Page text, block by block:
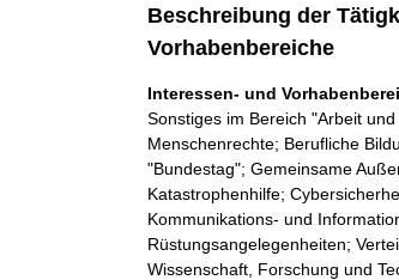
Beschreibung der
Vorhabenbereiche
Interessen- und
Sonstiges im Bereich "Arbeit
Menschenrechte; Berufliche
"Bundestag"; Gemeinsame
Katastrophenhilfe;
Kommunikations- und
Rüstungsangelegenheiten;
Wissenschaft, Forschung und